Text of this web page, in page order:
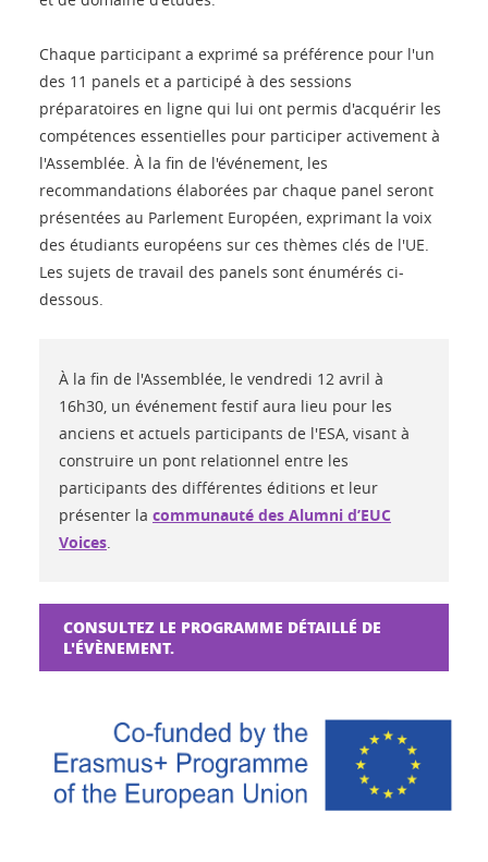
Chaque participant a exprimé sa préférence pour l'un
des 11 panels et a participé à des sessions
préparatoires en ligne qui lui ont permis d'acquérir les
compétences essentielles pour participer activement à
l'Assemblée. À la fin de l'événement, les
recommandations élaborées par chaque panel seront
présentées au Parlement Européen, exprimant la voix
des étudiants européens sur ces thèmes clés de l'UE.
Les sujets de travail des panels sont énumérés ci-
dessous.
À la fin de l'Assemblée, le vendredi 12 avril à
16h30, un événement festif aura lieu pour les
anciens et actuels participants de l'ESA, visant à
construire un pont relationnel entre les
participants des différentes éditions et leur
présenter la communauté des Alumni d’EUC
Voices
CONSULTEZ LE PROGRAMME DÉTAILLÉ DE
L'ÉVÈNEMENT.